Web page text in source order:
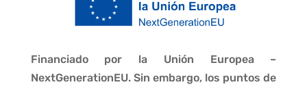
Financiado por la Unión Europea –
NextGenerationEU. Sin embargo, los puntos de